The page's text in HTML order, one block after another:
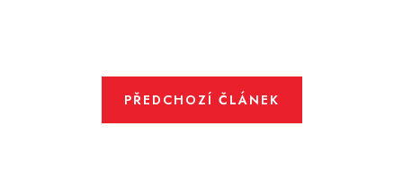
PŘEDCHOZÍ ČLÁNEK